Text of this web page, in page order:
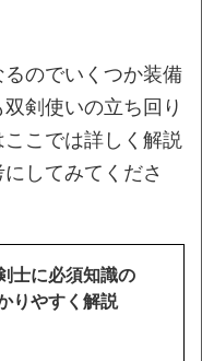
のでいくつか装備
剣使いの立ち回り
こでは詳しく解説
してみてくださ
士に必須知識の
りやすく解説